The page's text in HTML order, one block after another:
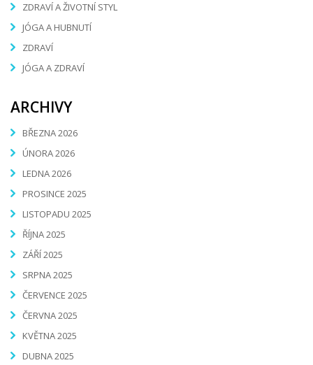
ZDRAVÍ A ŽIVOTNÍ STYL
JÓGA A HUBNUTÍ
ZDRAVÍ
JÓGA A ZDRAVÍ
ARCHIVY
BŘEZNA 2026
ÚNORA 2026
LEDNA 2026
PROSINCE 2025
LISTOPADU 2025
ŘÍJNA 2025
ZÁŘÍ 2025
SRPNA 2025
ČERVENCE 2025
ČERVNA 2025
KVĚTNA 2025
DUBNA 2025